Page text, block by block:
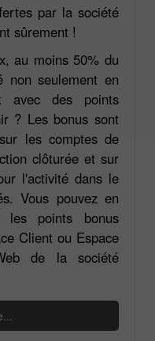
par la société
sûrement !
au moins 50% du
non seulement en
avec des points
? Les bonus sont
les comptes de
clôturée et sur
l'activité dans le
Vous pouvez en
les points bonus
Client ou Espace
de la société